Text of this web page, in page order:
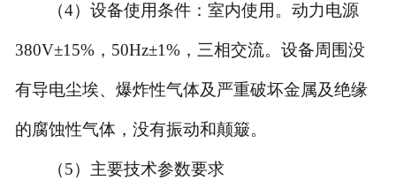
（4）设备使用条件：室内使用。 动力电源
380V±15%，50Hz±1%，三相交流。 设备周围没
有导电尘埃、爆炸性气体及严重破坏金属及绝缘
的腐蚀性气体，没有振动和颠簸。
（5）主要技术参数要求